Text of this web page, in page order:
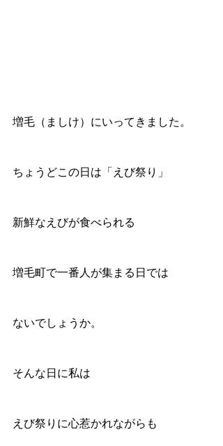
増毛（ましけ）にいってきました。
ちょうどこの日は「えび祭り」
新鮮なえびが食べられる
増毛町で一番人が集まる日では
ないでしょうか。
そんな日に私は
えび祭りに心惹かれながらも